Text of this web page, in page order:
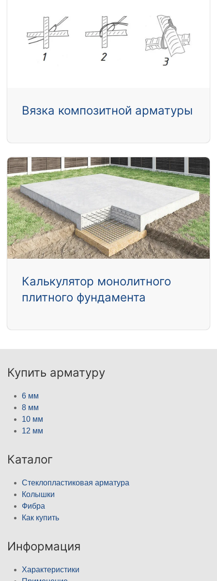
Вязка композитной арматуры
Калькулятор монолитного
плитного фундамента
Купить арматуру
6 мм
8 мм
10 мм
12 мм
Каталог
Стеклопластиковая арматура
Колышки
Фибра
Как купить
Информация
Характеристики